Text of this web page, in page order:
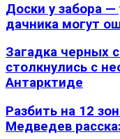
Доски у забора
дачника могут
Загадка черных
столкнулись с
Антарктиде
Разбить на 12
Медведев